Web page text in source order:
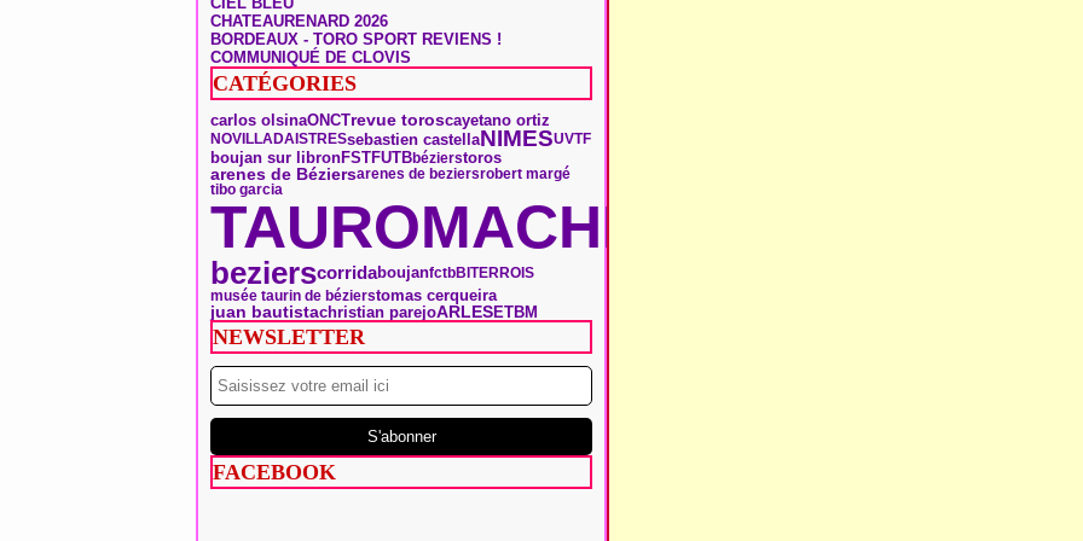
CHATEAURENARD 2026
BORDEAUX - TORO SPORT REVIENS !
COMMUNIQUÉ DE CLOVIS
CATÉGORIES
carlos olsinaONCTrevue toroscayetano ortiz
NOVILLADA ISTRESsebastien castellaNIMESUVTF
boujan sur libronFSTFUTBbézierstoros
arenes de Béziersarenes de beziersrobert margé
tibo garcia
TAUROMACHIE
bezierscorridaboujanfctbBITERROIS
musée taurin de bézierstomas cerqueira
juan bautistachristian parejoARLESETBM
NEWSLETTER
FACEBOOK